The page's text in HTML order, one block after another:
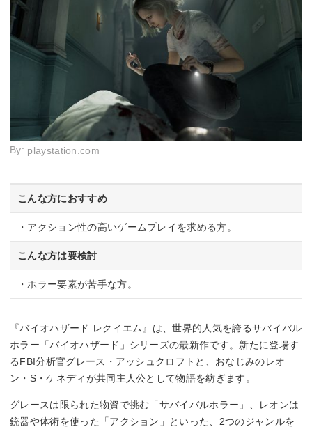
By: playstation.com
こんな方におすすめ
・アクション性の高いゲームプレイを求める方。
こんな方は要検討
・ホラー要素が苦手な方。
『バイオハザード レクイエム』は、世界的人気を誇るサバイバル
ホラー「バイオハザード」シリーズの最新作です。新たに登場す
るFBI分析官グレース・アッシュクロフトと、おなじみのレオ
ン・S・ケネディが共同主人公として物語を紡ぎます。
グレースは限られた物資で挑む「サバイバルホラー」、レオンは
銃器や体術を使った「アクション」といった、2つのジャンルを